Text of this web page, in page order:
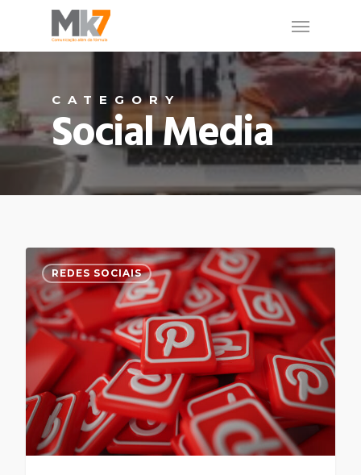
CATEGORY
Social Media
REDES SOCIAIS 0